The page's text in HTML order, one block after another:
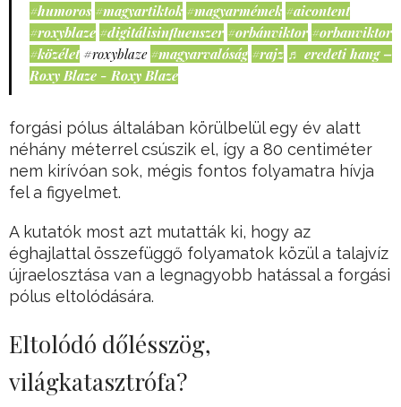
#humoros #magyartiktok #magyarmémek #aicontent
#roxyblaze #digitálisinfluenszer #orbánviktor #orbanviktor
#közélet #roxyblaze #magyarvalóság #rajz ♬ eredeti hang –
Roxy Blaze - Roxy Blaze
forgási pólus általában körülbelül egy év alatt
néhány méterrel csúszik el, így a 80 centiméter
nem kirívóan sok, mégis fontos folyamatra hívja
fel a figyelmet.
A kutatók most azt mutatták ki, hogy az
éghajlattal összefüggő folyamatok közül a talajvíz
újraelosztása van a legnagyobb hatással a forgási
pólus eltolódására.
Eltolódó dőlésszög,
világkatasztrófa?